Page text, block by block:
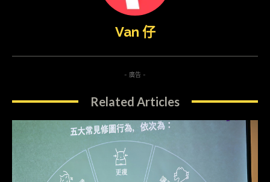
Van 仔
- 廣告 -
Related Articles